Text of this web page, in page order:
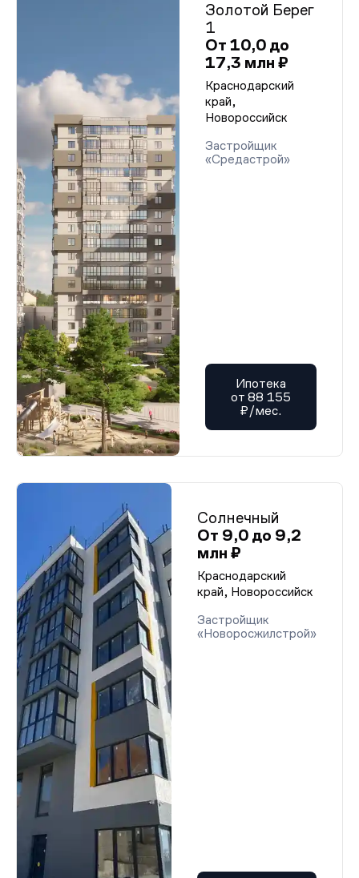
Золотой Берег
1
От 10,0 до
17,3 млн ₽
Краснодарский
край,
Новороссийск
Застройщик
«Средастрой»
Ипотека
от 88 155
₽/мес.
Солнечный
От 9,0 до 9,2
млн ₽
Краснодарский
край, Новороссийск
Застройщик
«Новоросжилстрой»